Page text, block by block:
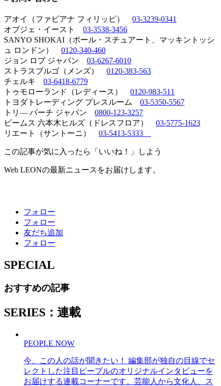
アオイ（ファビアナ フィリッピ） 03-3239-0341
オブジェ・イースト 03-3538-3456
SANYO SHOKAI（ポール・スチュアート、マッキントッシ
ュ ロンドン） 0120-340-460
ジョン ロブ ジャパン 03-6267-6010
ストラスブルゴ（メンズ） 0120-383-563
チェルキ 03-6418-6779
トゥモローランド（レディース） 0120-983-511
トヨダトレーディング プレスルーム 03-5350-5567
トリ― バーチ ジャパン 0800-123-3257
ビームス 六本木ヒルズ（ドレスフロア） 03-5775-1623
リエート（サントーニ） 03-5413-5333
この記事が気に入ったら「いいね！」しよう
Web LEONの最新ニュースをお届けします。
フォロー
フォロー
友だち追加
フォロー
SPECIAL
おすすめの記事
SERIES：連載
PEOPLE NOW
今、この人の話が聞きたい！ 編集部が独自の目線でセ
レクトした注目ピープルのオリジナルインタビューを
お届けする連載コーナーです。芸能人から文化人、ス